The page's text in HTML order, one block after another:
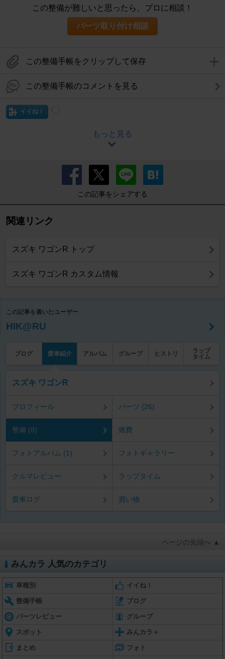
この整備が難しいと思ったら、プロに相談！
パーツ取り付け相談
この整備手帳をクリップして保存
この整備手帳のコメントを見る
イイね！
もっと見る
この記事をシェアする
関連リンク
スズキ ワゴンR トップ
スズキ ワゴンR カスタム情報
この記事を書いたユーザー
HIK@RU
ブログ 愛車紹介 アルバム グループ ヒストリ
ラップ
タイム
スズキ ワゴンR
プロフィール パーツ (26)
整備 (8) 燃費
フォトアルバム (1) フォトギャラリー
クルマレビュー ラップタイム
愛車ログ 買い物
ページの先頭へ ▲
みんカラ 人気のカテゴリ
車種別 イイね！
整備手帳 ブログ
パーツレビュー グループ
スポット みんカラ＋
まとめ フォト